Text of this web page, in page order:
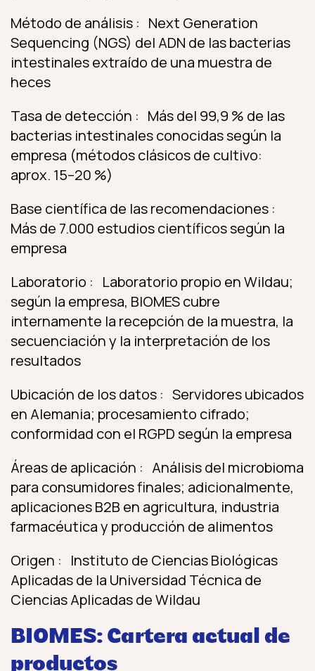
Método de análisis : Next Generation
Sequencing (NGS) del ADN de las bacterias
intestinales extraído de una muestra de
heces
Tasa de detección : Más del 99,9 % de las
bacterias intestinales conocidas según la
empresa (métodos clásicos de cultivo:
aprox. 15–20 %)
Base científica de las recomendaciones :
Más de 7.000 estudios científicos según la
empresa
Laboratorio : Laboratorio propio en Wildau;
según la empresa, BIOMES cubre
internamente la recepción de la muestra, la
secuenciación y la interpretación de los
resultados
Ubicación de los datos : Servidores ubicados
en Alemania; procesamiento cifrado;
conformidad con el RGPD según la empresa
Áreas de aplicación : Análisis del microbioma
para consumidores finales; adicionalmente,
aplicaciones B2B en agricultura, industria
farmacéutica y producción de alimentos
Origen : Instituto de Ciencias Biológicas
Aplicadas de la Universidad Técnica de
Ciencias Aplicadas de Wildau
BIOMES: Cartera actual de
productos